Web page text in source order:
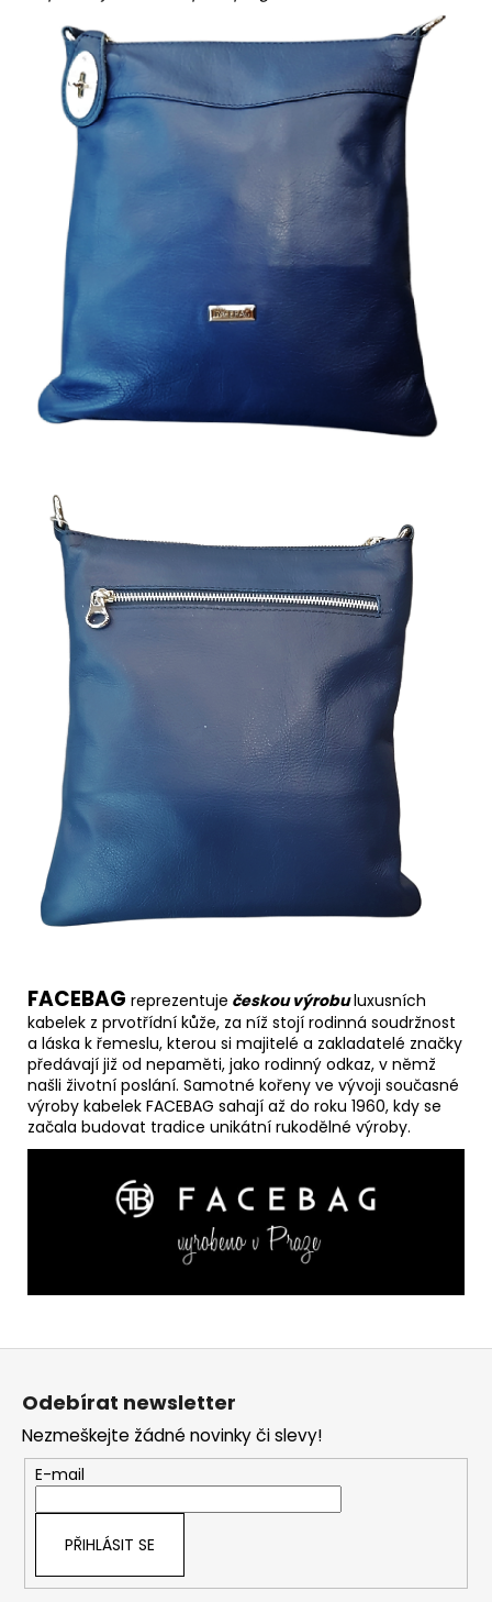
FACEBAG reprezentuje českou výrobuluxusních
kabelek z prvotřídní kůže, za níž stojí rodinná soudržnost
a láska k řemeslu, kterou si majitelé a zakladatelé značky
předávají již od nepaměti, jako rodinný odkaz, v němž
našli životní poslání. Samotné kořeny ve vývoji současné
výroby kabelek FACEBAG sahají až do roku 1960, kdy se
začala budovat tradice unikátní rukodělné výroby.
Z
Odebírat newsletter
Nezmeškejte žádné novinky či slevy!
E-mail
PŘIHLÁSIT SE